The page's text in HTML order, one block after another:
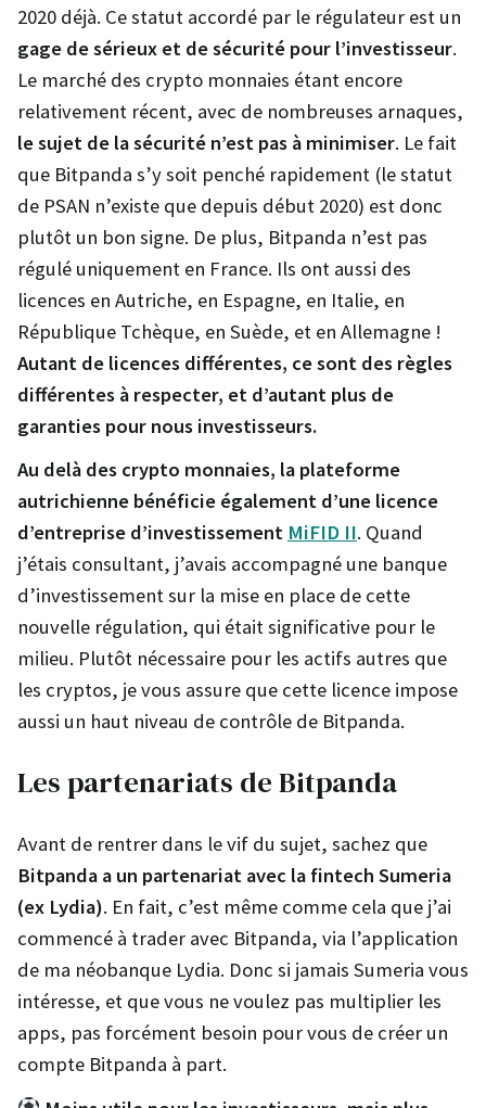
2020 déjà. Ce statut accordé par le régulateur est un
gage de sérieux et de sécurité pour l’investisseur.
Le marché des crypto monnaies étant encore
relativement récent, avec de nombreuses arnaques,
le sujet de la sécurité n’est pas à minimiser. Le fait
que Bitpanda s’y soit penché rapidement (le statut
de PSAN n’existe que depuis début 2020) est donc
plutôt un bon signe. De plus, Bitpanda n’est pas
régulé uniquement en France. Ils ont aussi des
licences en Autriche, en Espagne, en Italie, en
République Tchèque, en Suède, et en Allemagne !
Autant de licences différentes, ce sont des règles
différentes à respecter, et d’autant plus de
garanties pour nous investisseurs.
Au delà des crypto monnaies, la plateforme
autrichienne bénéficie également d’une licence
d’entreprise d’investissement MiFID II. Quand
j’étais consultant, j’avais accompagné une banque
d’investissement sur la mise en place de cette
nouvelle régulation, qui était significative pour le
milieu. Plutôt nécessaire pour les actifs autres que
les cryptos, je vous assure que cette licence impose
aussi un haut niveau de contrôle de Bitpanda.
Les partenariats de Bitpanda
Avant de rentrer dans le vif du sujet, sachez que
Bitpanda a un partenariat avec la fintech Sumeria
(ex Lydia). En fait, c’est même comme cela que j’ai
commencé à trader avec Bitpanda, via l’application
de ma néobanque Lydia. Donc si jamais Sumeria vous
intéresse, et que vous ne voulez pas multiplier les
apps, pas forcément besoin pour vous de créer un
compte Bitpanda à part.